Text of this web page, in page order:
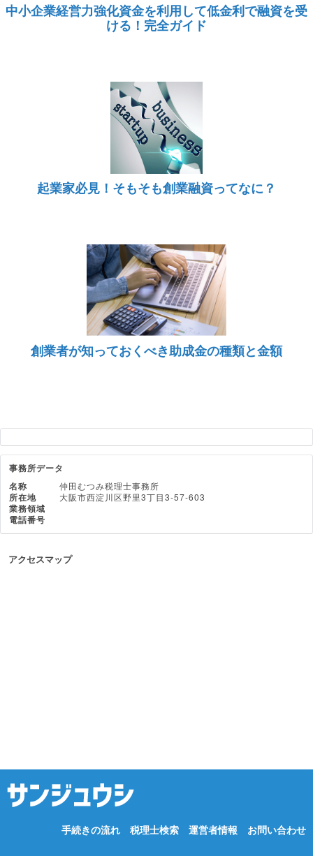
中小企業経営力強化資金を利用して低金利で融資を受
ける！完全ガイド
起業家必見！そもそも創業融資ってなに？
創業者が知っておくべき助成金の種類と金額
事務所データ
名称
仲田むつみ税理士事務所
所在地 大阪市西淀川区野里3丁目3-57-603
業務領域
電話番号
アクセスマップ
手続きの流れ 税理士検索 運営者情報 お問い合わせ